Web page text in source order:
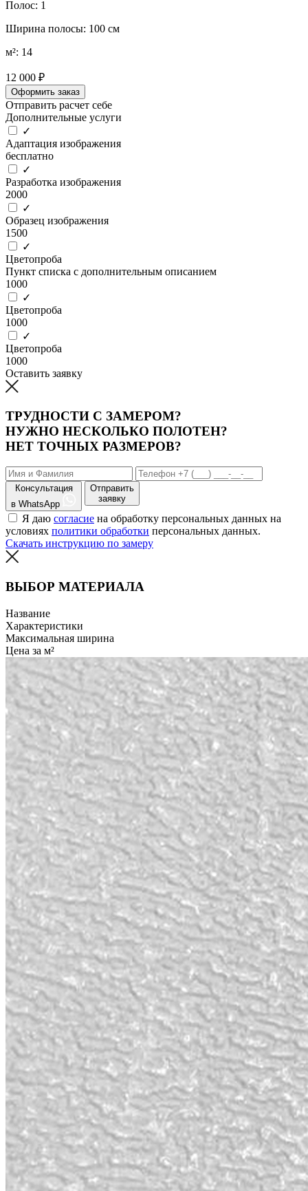
Полос: 1
Ширина полосы: 100 см
м²: 14
12 000 ₽
Оформить заказ
Отправить расчет себе
Дополнительные услуги
✓
Адаптация изображения
бесплатно
✓
Разработка изображения
2000
✓
Образец изображения
1500
✓
Цветопроба
Пункт списка с дополнительным описанием
1000
✓
Цветопроба
1000
✓
Цветопроба
1000
Оставить заявку
ТРУДНОСТИ С ЗАМЕРОМ?
НУЖНО НЕСКОЛЬКО ПОЛОТЕН?
НЕТ ТОЧНЫХ РАЗМЕРОВ?
Консультация
в WhatsApp
Отправить
заявку
Я даю согласие на обработку персональных данных на
условиях политики обработки персональных данных.
Скачать инструкцию по замеру
ВЫБОР МАТЕРИАЛА
Название
Характеристики
Максимальная ширина
Цена за м²